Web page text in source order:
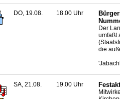
DO, 19.08. 18.00 Uhr
Der
umfaßt
die
SA, 21.08. 19.00 Uhr